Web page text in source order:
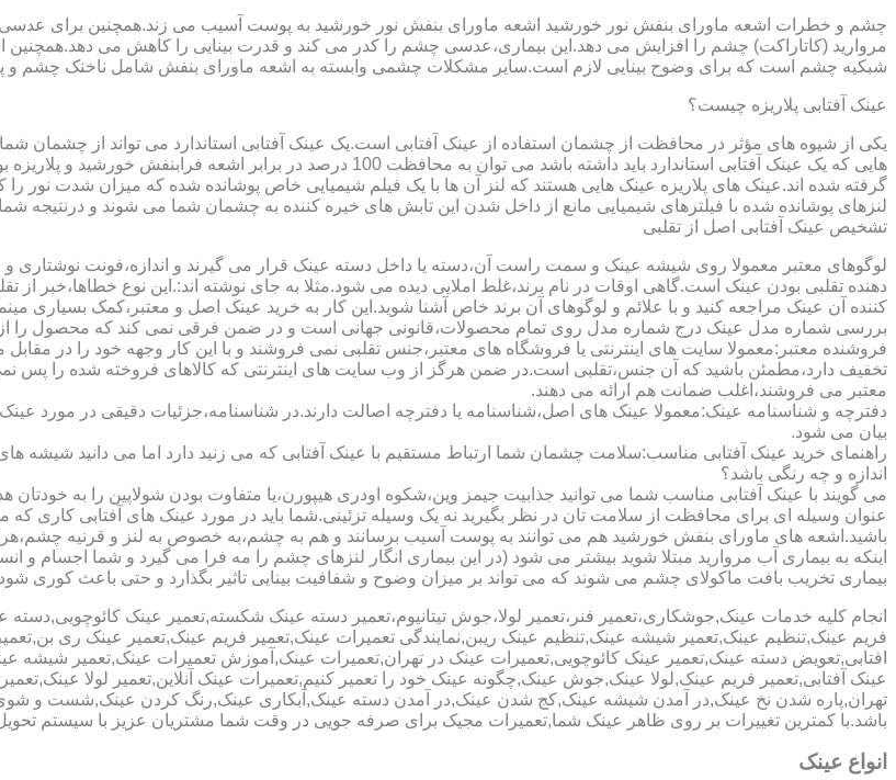
مروارید (کاتاراکت) چشم را افزایش می دهد.این بیماری،عدسی چشم را کدر می کند و قدرت بینایی را کاهش می
شبکیه چشم است که برای وضوح بینایی لازم است.سایر مشکلات چشمی وابسته به اشعه ماورای بنفش شامل ناخنک چشم
عینک آفتابی پلاریزه چیست؟
یکی از شیوه های مؤثر در محافظت از چشمان استفاده از عینک آفتابی است.یک عینک آفتابی استاندارد می تواند از چشمان
هایی که یک عینک آفتابی استاندارد باید داشته باشد می توان به محافظت 100
گرفته شده اند.عینک های پلاریزه عینک هایی هستند که لنز آن ها با یک فیلم شیمیایی خاص پوشانده شده که میزان شدت نور را
لنزهای پوشانده شده با فیلترهای شیمیایی مانع از داخل شدن این تابش های خیره کننده به چشمان شما می شوند و درنتیجه
تشخیص عینک آفتابی اصل از تقلبی
لوگوهای معتبر معمولا روی شیشه عینک و سمت راست آن،دسته یا داخل دسته عینک قرار می گیرند و اندازه،فونت نوشتاری و
دهنده تقلبی بودن عینک است.گاهی اوقات در نام برند،غلط املایی دیده می شود.مثلا به جای نوشته اند:.این نوع خطاها،خبر
کننده آن عینک مراجعه کنید و با علائم و لوگوهای آن برند خاص آشنا شوید.این کار به خرید عینک اصل و معتبر،کمک بسیاری
بررسی شماره مدل عینک درج شماره مدل روی تمام محصولات،قانونی جهانی است و در ضمن فرقی نمی کند که محصول را از
فروشنده معتبر:معمولا سایت های اینترنتی یا فروشگاه های معتبر،جنس تقلبی نمی فروشند و با این کار وجهه خود را در
تخفیف دارد،مطمئن باشید که آن جنس،تقلبی است.در ضمن هرگز از وب سایت های اینترنتی که کالاهای فروخته شده را پس
معتبر می فروشند،اغلب ضمانت هم ارائه می دهند.
دفترچه و شناسنامه عینک:معمولا عینک های اصل،شناسنامه یا دفترچه اصالت دارند.در شناسنامه،جزئیات دقیقی در مورد
بیان می شود.
راهنمای خرید عینک آفتابی مناسب:سلامت چشمان شما ارتباط مستقیم با عینک آفتابی که می زنید دارد اما می دانید شیشه
اندازه و چه رنگی باشد؟
می گویند با عینک آفتابی مناسب شما می توانید جذابیت جیمز وین،شکوه اودری هیپورن،یا متفاوت بودن شولاپین را به خودتان
عنوان وسیله ای برای محافظت از سلامت تان در نظر بگیرید نه یک وسیله تزئینی.شما باید در مورد عینک های آفتابی کاری که
باشید.اشعه های ماورای بنفش خورشید هم می توانند به پوست آسیب برسانند و هم به چشم،به خصوص به لنز و قرنیه
اینکه به بیماری آب مروارید مبتلا شوید بیشتر می شود (در این بیماری انگار لنزهای چشم را مه فرا می گیرد و شما اجسام
بیماری تخریب بافت ماکولای چشم می شوند که می تواند بر میزان وضوح و شفافیت بینایی تاثیر بگذارد و حتی باعث کوری
انجام کلیه خدمات عینک,جوشکاری،تعمیر فنر،تعمیر لولا،جوش تیتانیوم،تعمیر دسته عینک شکسته,تعمیر عینک
فریم عینک,تنظیم عینک,تعمیر شیشه عینک,تنظیم عینک ریبن,نمایندگی تعمیرات عینک,تعمیر فریم عینک,تعمیر عینک ری
افتابی,تعویض دسته عینک,تعمیر عینک کائوچویی,تعمیرات عینک در تهران,تعمیرات عینک,آموزش تعمیرات عینک,تعمیر شیشه
عینک آفتابی,تعمیر فریم عینک,لولا عینک,جوش عینک,چگونه عینک خود را تعمیر کنیم,تعمیرات عینک آنلاین,تعمیر لولا
تهران,پاره شدن نخ عینک,در آمدن شیشه عینک,کج شدن عینک,در آمدن دسته عینک,آبکاری عینک,رنگ کردن عینک,شست و
باشد.با کمترین تغییرات بر روی ظاهر عینک شما,تعمیرات مجیک برای صرفه جویی در وقت شما مشتریان عزیز با سیستم
انواع عینک